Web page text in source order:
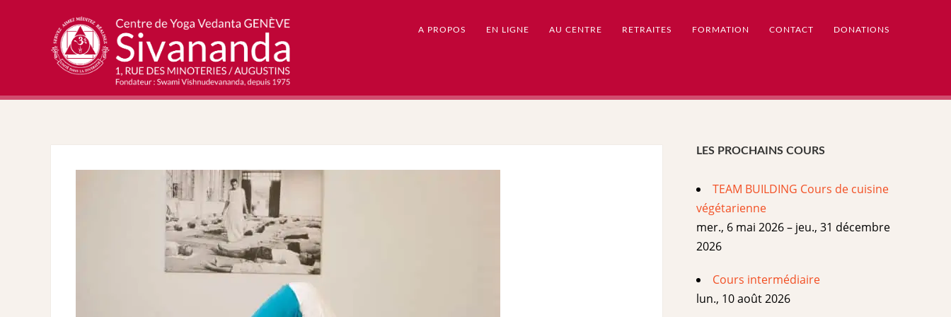
A PROPOS EN LIGNE AU CENTRE RETRAITES FORMATION CONTACT DONATIONS
LES PROCHAINS COURS
TEAM BUILDING Cours de cuisine
végétarienne
mer., 6 mai 2026 – jeu., 31 décembre
2026
Cours intermédiaire
lun., 10 août 2026